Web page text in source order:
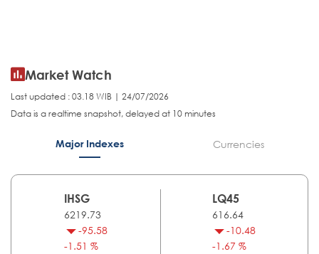
Market Watch
Last updated : 03.18 WIB | 24/07/2026
Data is a realtime snapshot, delayed at 10 minutes
Major Indexes Currencies
IHSG
6219.73
-95.58
-1.51 %
LQ45
616.64
-10.48
-1.67 %